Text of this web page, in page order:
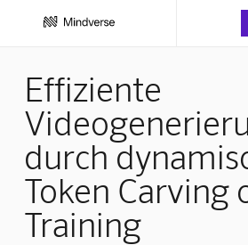
Effiziente
durch
Token Carving
Training